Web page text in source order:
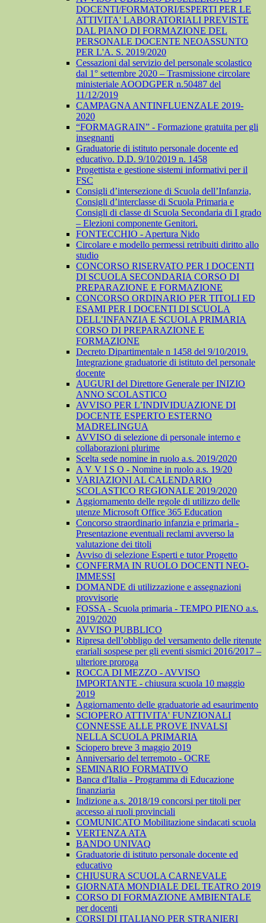
DOCENTI/FORMATORI/ESPERTI PER LE
ATTIVITA' LABORATORIALI PREVISTE
DAL PIANO DI FORMAZIONE DEL
PERSONALE DOCENTE NEOASSUNTO
PER L'A. S. 2019/2020
Cessazioni dal servizio del personale scolastico
dal 1° settembre 2020 – Trasmissione circolare
ministeriale AOODGPER n.50487 del
11/12/2019
CAMPAGNA ANTINFLUENZALE 2019-
2020
“FORMAGRAIN” - Formazione gratuita per gli
insegnanti
Graduatorie di istituto personale docente ed
educativo. D.D. 9/10/2019 n. 1458
Progettista e gestione sistemi informativi per il
FSC
Consigli d’intersezione di Scuola dell’Infanzia,
Consigli d’interclasse di Scuola Primaria e
Consigli di classe di Scuola Secondaria di I grado
– Elezioni componente Genitori.
FONTECCHIO - Apertura Nido
Circolare e modello permessi retribuiti diritto allo
studio
CONCORSO RISERVATO PER I DOCENTI
DI SCUOLA SECONDARIA CORSO DI
PREPARAZIONE E FORMAZIONE
CONCORSO ORDINARIO PER TITOLI ED
ESAMI PER I DOCENTI DI SCUOLA
DELL’INFANZIA E SCUOLA PRIMARIA
CORSO DI PREPARAZIONE E
FORMAZIONE
Decreto Dipartimentale n 1458 del 9/10/2019.
Integrazione graduatorie di istituto del personale
docente
AUGURI del Direttore Generale per INIZIO
ANNO SCOLASTICO
AVVISO PER L’INDIVIDUAZIONE DI
DOCENTE ESPERTO ESTERNO
MADRELINGUA
AVVISO di selezione di personale interno e
collaborazioni plurime
Scelta sede nomine in ruolo a.s. 2019/2020
A V V I S O - Nomine in ruolo a.s. 19/20
VARIAZIONI AL CALENDARIO
SCOLASTICO REGIONALE 2019/2020
Aggiornamento delle regole di utilizzo delle
utenze Microsoft Office 365 Education
Concorso straordinario infanzia e primaria -
Presentazione eventuali reclami avverso la
valutazione dei titoli
Avviso di selezione Esperti e tutor Progetto
CONFERMA IN RUOLO DOCENTI NEO-
IMMESSI
DOMANDE di utilizzazione e assegnazioni
provvisorie
FOSSA - Scuola primaria - TEMPO PIENO a.s.
2019/2020
AVVISO PUBBLICO
Ripresa dell’obbligo del versamento delle ritenute
erariali sospese per gli eventi sismici 2016/2017 –
ulteriore proroga
ROCCA DI MEZZO - AVVISO
IMPORTANTE - chiusura scuola 10 maggio
2019
Aggiornamento delle graduatorie ad esaurimento
SCIOPERO ATTIVITA' FUNZIONALI
CONNESSE ALLE PROVE INVALSI
NELLA SCUOLA PRIMARIA
Sciopero breve 3 maggio 2019
Anniversario del terremoto - OCRE
SEMINARIO FORMATIVO
Banca d'Italia - Programma di Educazione
finanziaria
Indizione a.s. 2018/19 concorsi per titoli per
accesso ai ruoli provinciali
COMUNICATO Mobilitazione sindacati scuola
VERTENZA ATA
BANDO UNIVAQ
Graduatorie di istituto personale docente ed
educativo
CHIUSURA SCUOLA CARNEVALE
GIORNATA MONDIALE DEL TEATRO 2019
CORSO DI FORMAZIONE AMBIENTALE
per docenti
CORSI DI ITALIANO PER STRANIERI